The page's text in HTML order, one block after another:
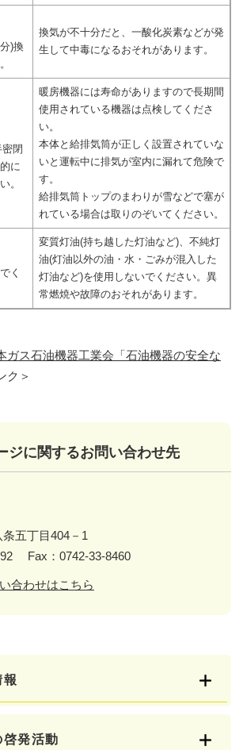
)換
換気が不十分だと、一酸化炭素などが発
生して中毒になるおそれがあります。
閉
に
。
暖房機器には寿命がありますので長期間
使用されている機器は点検してくださ
い。
本体と給排気筒が正しく設置されていな
いと運転中に排気が室内に漏れて危険で
す。
給排気筒トップのまわりが雪などで塞が
れている場合は取りのぞいてください。
く
変質灯油(持ち越した灯油など)、不純灯
油(灯油以外の油・水・ごみが混入した
灯油など)を使用しないでください。異
常燃焼や故障のおそれがあります。
ガス石油機器工業会「石油機器の安全な
ク＞
ジに関するお問い合わせ先
条五丁目404－1
Fax：0742-33-8460
合わせはこちら
発活動